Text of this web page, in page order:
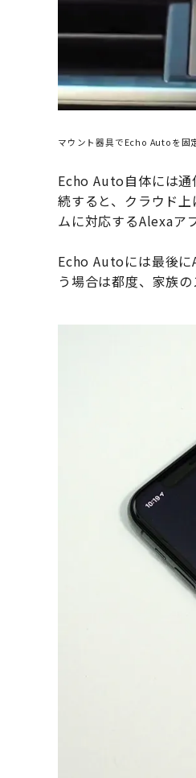
マウント器具でEcho Autoを固
Echo Auto自体には通
続すると、クラウド
ムに対応するAlexaア
Echo Autoには最後に
う場合は都度、家族